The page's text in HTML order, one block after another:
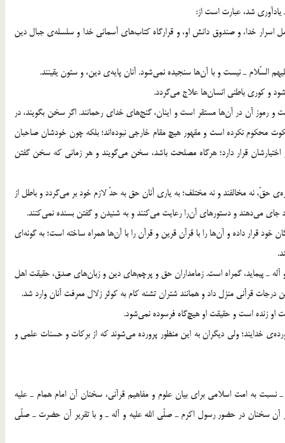
1. خاندان معصوم رسول اكرم ـ صلّي الله عليه و آله ـ حامل اسرار خدا، و صندوق دانش او، و قرارگاه كتاب‎هاي آسماني خدا و سلسله‌ي جبال دين
4. حقيقت قرآن حكيم و آيات كريمه‌ي او درباره‌ي آن‎هاست و رموز آن در آن‎ها مستقر است و اينان، گنج‎هاي خداي رحمانند. اگر سخن بگويند، در
گفتار خود صادقند و اگر ساكت شوند، چيزي آن‎ها را به سكوت محكوم نكرده است و مقهور هيچ مقام خارجي نبوده‎اند؛ بلكه چون خودشان صاحبان
سخن و اميران كلامند، سخن گفتنْ اسير آنان است و در اختيارشان قرار دارد؛ هرگاه مصلحت باشد، سخن مي‎گويند و هر زماني كه سخن گفتن
5. آن‎ها حيات دانشند و علم به كمك آن‎ها زنده است. درباره‌ي حقّ، نه مخالفند و نه مختلف؛ به ياري آنان حق به حدّ لازم خود بر مي‎گردد و باطل از
6. خدا آنان را از گزند گناه نگاه داشته و شاهدان اعمال بندگان خود قرار داده و آن‎ها را با قرآن قرين و قرآن را با آن‎ها همراه ساخته است؛ به گونه‎اي
7. هركس كه راهي جز راه خاندان پيامبر ـ صلّي الله عليه و آله ـ پيمايد، گمراه است. زمامداران حق و پرچم‎هاي دين و زبان‎هاي صدق، حقيقت اهل
9. اهل بيت طهارت ـ عليهم السّلام ـ مخلوق و دست پرورده‌ي خدايند؛ ولي ديگران به اين منظور پرورده مي‎شوند كه از بركات و حسنات علمي و
نسبت به امت اسلامي براي بيان علوم و مفاهيم قرآني، سخنان آن امام همام ـ عليه
سخنان در حضور رسول اكرم ـ صلّي الله عليه و آله ـ و با تقرير آن حضرت ـ صلّي